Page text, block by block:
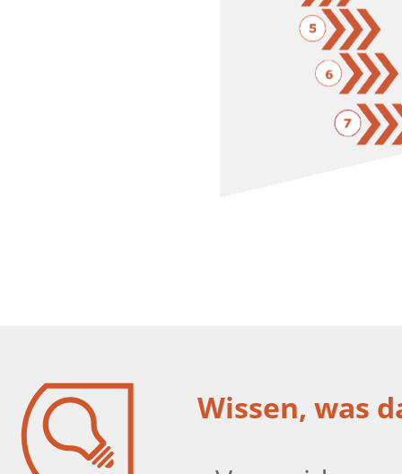
Wissen, was